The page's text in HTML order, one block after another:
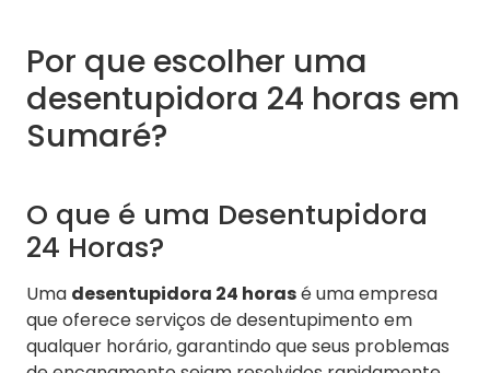
Por que escolher uma
desentupidora 24 horas em
Sumaré?
O que é uma Desentupidora
24 Horas?
Uma desentupidora 24 horasé uma empresa
que oferece serviços de desentupimento em
qualquer horário, garantindo que seus problemas